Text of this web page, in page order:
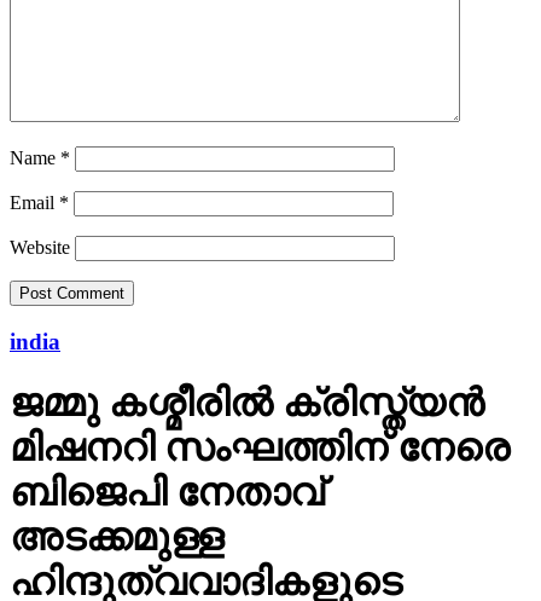
Name *
Email *
Website
india
ജമ്മു കശ്മീരില്‍ ക്രിസ്ത്യന്‍
മിഷനറി സംഘത്തിന് നേരെ
ബിജെപി നേതാവ്
അടക്കമുള്ള
ഹിന്ദുത്വവാദികളുടെ